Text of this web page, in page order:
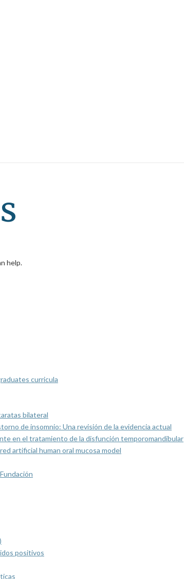
help.
curricula
bilateral
de insomnio: Una revisión de la evidencia actual
en el tratamiento de la disfunción temporomandibular
artificial human oral mucosa model
positivos